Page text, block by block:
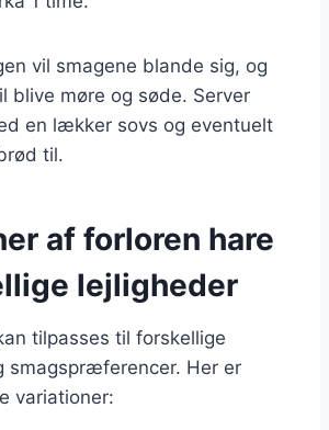
vil smagene blande sig, og
blive møre og søde. Server
en lækker sovs og eventuelt
til.
af forloren hare
lejligheder
tilpasses til forskellige
smagspræferencer. Her er
variationer: